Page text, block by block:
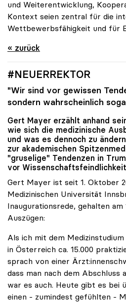
und Weiterentwicklung,
Kontext seien zentral für die
Wettbewerbsfähigkeit und für
« zurück
#NEUERREKTOR
"Wir sind vor gewissen
sondern wahrscheinlich
Gert Mayer erzählt anhand
wie sich die medizinische
und was es dennoch zu
zur akademischen
"gruselige" Tendenzen in
vor
Gert Mayer ist seit 1. Oktober
Medizinischen Universität
Inaugurationsrede, gehalten am
Auszügen:
Als ich mit dem
in Österreich ca. 15.000
sprach von einer
dass man nach dem Abschluss
war es auch. Heute gibt es bei
einen - zumindest gefühlten -